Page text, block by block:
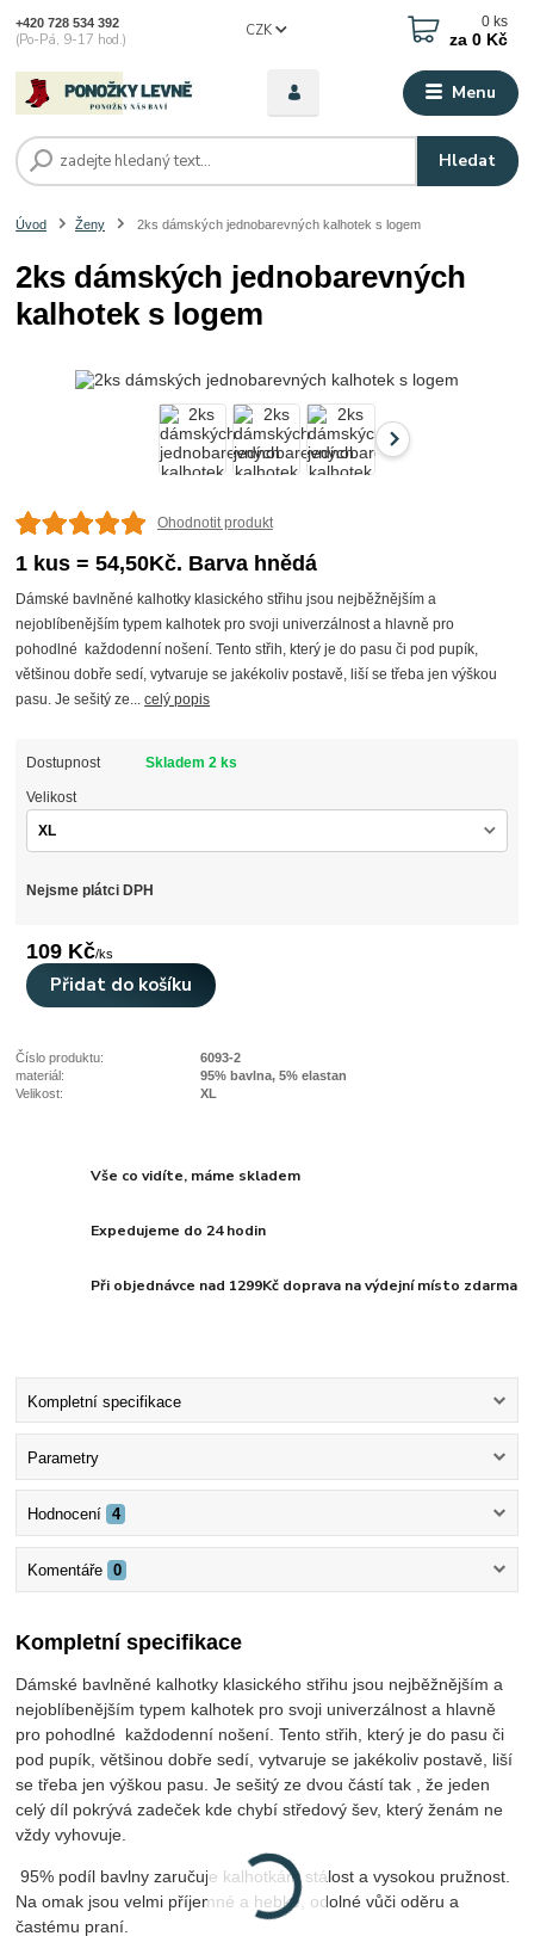
Menu
CZK
Hledat
+420 728 534 392
(Po-Pá, 9-17 hod.)
0 ks
za 0 Kč
Úvod Ženy 2ks dámských jednobarevných kalhotek s logem
2ks dámských jednobarevných
kalhotek s logem
Ohodnotit produkt
1 kus = 54,50Kč. Barva hnědá
Dámské bavlněné kalhotky klasického střihu jsou nejběžnějším a
nejoblíbenějším typem kalhotek pro svoji univerzálnost a hlavně pro
pohodlné každodenní nošení. Tento střih, který je do pasu či pod pupík,
většinou dobře sedí, vytvaruje se jakékoliv postavě, liší se třeba jen výškou
pasu. Je sešitý ze...celý popis
Dostupnost Skladem 2 ks
Velikost
Nejsme plátci DPH
109 Kč/ks
Přidat do košíku
Číslo produktu:
6093-2
materiál:
95% bavlna, 5% elastan
Velikost:
XL
Vše co vidíte, máme skladem
Expedujeme do 24 hodin
Při objednávce nad 1299Kč doprava na výdejní místo zdarma
Kompletní specifikace
Parametry
Hodnocení 4
Komentáře 0
Kompletní specifikace
Dámské bavlněné kalhotky klasického střihu jsou nejběžnějším a
nejoblíbenějším typem kalhotek pro svoji univerzálnost a hlavně
pro pohodlné každodenní nošení. Tento střih, který je do pasu či
pod pupík, většinou dobře sedí, vytvaruje se jakékoliv postavě, liší
se třeba jen výškou pasu. Je sešitý ze dvou částí tak , že jeden
celý díl pokrývá zadeček kde chybí středový šev, který ženám ne
vždy vyhovuje.
95% podíl bavlny zaručuje kalhotkám stálost a vysokou pružnost.
Na omak jsou velmi příjemné a hebké, odolné vůči oděru a
častému praní.